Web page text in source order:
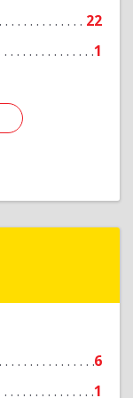
22
1
6
1